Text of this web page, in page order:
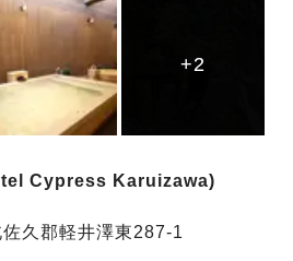
+2
+2
+2
Cypress Karuizawa)
久郡軽井澤東287-1